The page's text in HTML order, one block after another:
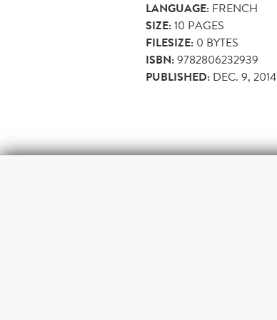
LANGUAGE: FRENCH
SIZE:10 PAGES
FILESIZE: 0 BYTES
ISBN:9782806232939
PUBLISHED: DEC. 9, 2014